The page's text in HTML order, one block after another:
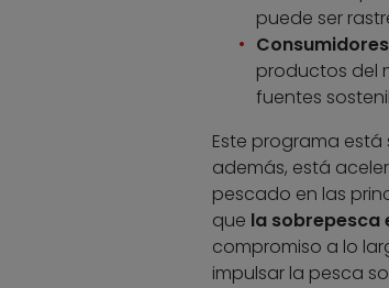
puede ser
productos del
fuentes
Este programa
además, está
pescado en las
que la sobrepesca
compromiso a lo
impulsar la pesca